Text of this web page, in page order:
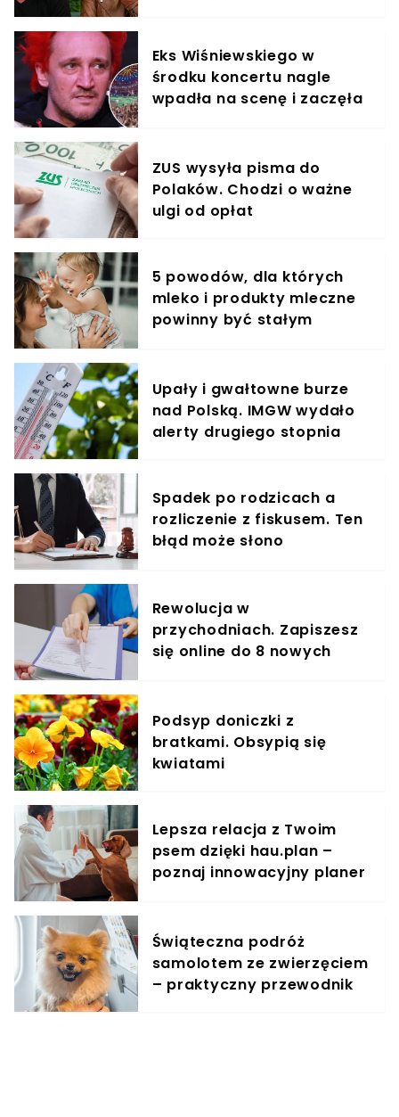
Eks Wiśniewskiego w
środku koncertu nagle
wpadła na scenę i zaczęła
ZUS wysyła pisma do
Polaków. Chodzi o ważne
ulgi od opłat
5 powodów, dla których
mleko i produkty mleczne
powinny być stałym
Upały i gwałtowne burze
nad Polską. IMGW wydało
alerty drugiego stopnia
Spadek po rodzicach a
rozliczenie z fiskusem. Ten
błąd może słono
Rewolucja w
przychodniach. Zapiszesz
się online do 8 nowych
Podsyp doniczki z
bratkami. Obsypią się
kwiatami
Lepsza relacja z Twoim
psem dzięki hau.plan –
poznaj innowacyjny planer
Świąteczna podróż
samolotem ze zwierzęciem
– praktyczny przewodnik